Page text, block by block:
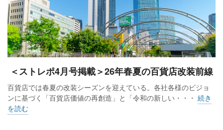
＜ストレポ4月号掲載＞26年春夏の百貨店改装前線
百貨店では春夏の改装シーズンを迎えている。各社各様のビジョ
ンに基づく「百貨店価値の再創造」と「令和の新しい・・・ 続き
を読む